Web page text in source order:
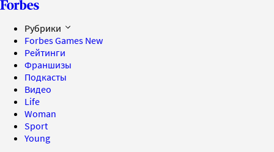
Рубрики
Forbes Games New
Рейтинги
Франшизы
Подкасты
Видео
Life
Woman
Sport
Young